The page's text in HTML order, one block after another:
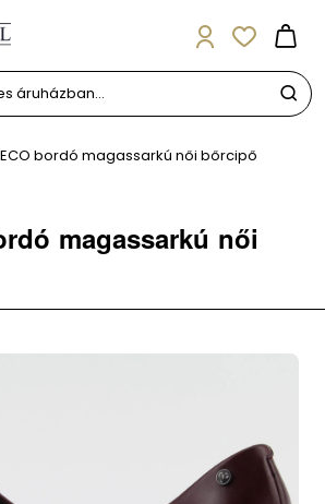
magassarkú női
bordó magassarkú női bőrcipő